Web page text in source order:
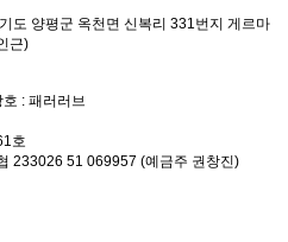
도 양평군 옥천면 신복리 331번지 게르마
근)
호 : 패러러브
호
51 069957 (예금주 권창진)